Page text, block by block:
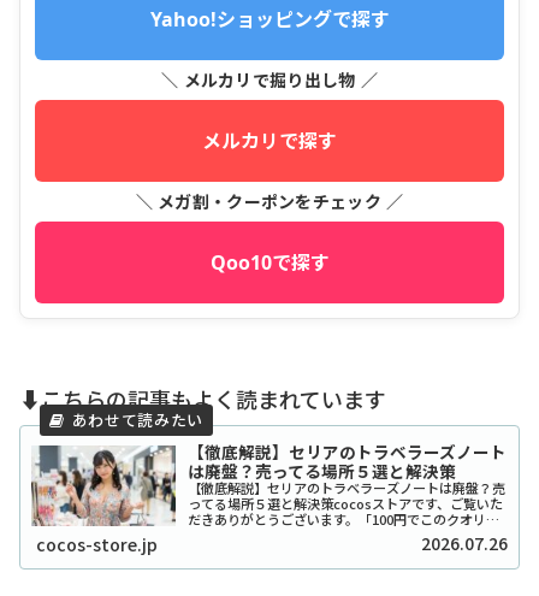
Yahoo!ショッピングで探す
＼ メルカリで掘り出し物 ／
メルカリで探す
＼ メガ割・クーポンをチェック ／
Qoo10で探す
⬇️こちらの記事もよく読まれています
【徹底解説】セリアのトラベラーズノート
は廃盤？売ってる場所５選と解決策
【徹底解説】セリアのトラベラーズノートは廃盤？売
ってる場所５選と解決策cocosストアです、ご覧いた
だきありがとうございます。「100円でこのクオリテ
ィ！？」とSNSで爆発的な人気を博したセリアのトラ
ベラーズノート風リフィルやカバーですが、...
cocos-store.jp 2026.07.26